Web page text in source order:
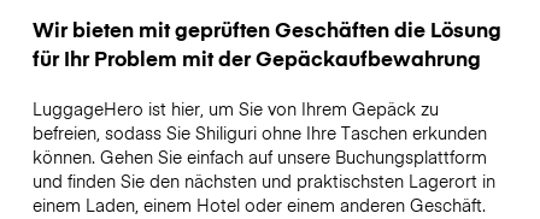
Wir bieten mit geprüften Geschäften die Lösung
für Ihr Problem mit der Gepäckaufbewahrung
LuggageHero ist hier, um Sie von Ihrem Gepäck zu
befreien, sodass Sie Shiliguri ohne Ihre Taschen erkunden
können. Gehen Sie einfach auf unsere Buchungsplattform
und finden Sie den nächsten und praktischsten Lagerort in
einem Laden, einem Hotel oder einem anderen Geschäft.